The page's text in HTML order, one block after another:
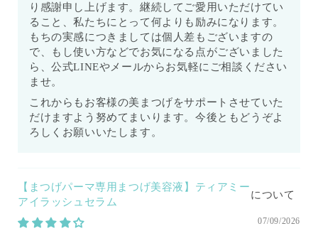
り感謝申し上げます。継続してご愛用いただけてい
ること、私たちにとって何よりも励みになります。
もちの実感につきましては個人差もございますの
で、もし使い方などでお気になる点がございました
ら、公式LINEやメールからお気軽にご相談ください
ませ。
これからもお客様の美まつげをサポートさせていた
だけますよう努めてまいります。今後ともどうぞよ
ろしくお願いいたします。
【まつげパーマ専用まつげ美容液】ティアミー
アイラッシュセラム
07/09/2026